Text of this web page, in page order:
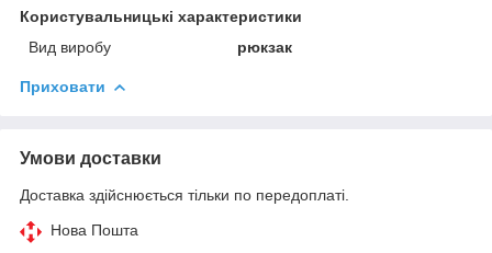
Користувальницькі характеристики
Вид виробу
рюкзак
Приховати
Умови доставки
Доставка здійснюється тільки по передоплаті.
Нова Пошта